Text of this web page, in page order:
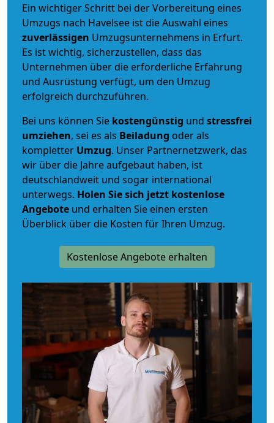
Ein wichtiger Schritt bei der Vorbereitung eines
Umzugs nach Havelsee ist die Auswahl eines
zuverlässigen Umzugsunternehmens in Erfurt.
Es ist wichtig, sicherzustellen, dass das
Unternehmen über die erforderliche Erfahrung
und Ausrüstung verfügt, um den Umzug
erfolgreich durchzuführen.
Bei uns können Sie kostengünstig und stressfrei
umziehen, sei es als Beiladung oder als
kompletter Umzug. Unser Partnernetzwerk, das
wir über die Jahre aufgebaut haben, ist
deutschlandweit und sogar international
unterwegs. Holen Sie sich jetzt kostenlose
Angebote und erhalten Sie einen ersten
Überblick über die Kosten für Ihren Umzug.
Kostenlose Angebote erhalten